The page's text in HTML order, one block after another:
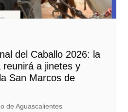
del Caballo 2026: la
reunirá a jinetes y
San Marcos de
de Aguascalientes